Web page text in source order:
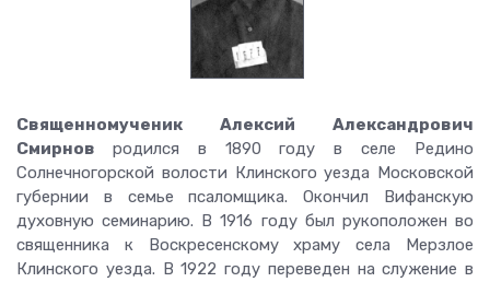
Священномученик Алексий Александрович
Смирнов родился в 1890 году в селе Редино
Солнечногорской волости Клинского уезда Московской
губернии в семье псаломщика. Окончил Вифанскую
духовную семинарию. В 1916 году был рукоположен во
священника к Воскресенскому храму села Мерзлое
Клинского уезда. В 1922 году переведен на служение в